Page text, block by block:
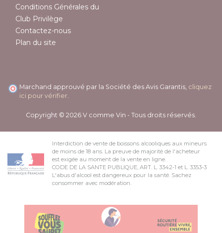
Conditions Générales du
Club Privilège
Contactez-nous
Plan du site
Marchand approuvé par la Société des Avis Garantis, cliquez
ici pour vérifier
Copyright © 2026 V comme Vin - Tous droits réservés.
Interdiction de vente de boissons alcooliques aux mineurs
de moins de 18 ans. La preuve de majorité de l'acheteur
est exigée au moment de la vente en ligne.
CODE DE LA SANTE PUBLIQUE, ART. L. 3342-1 et L. 3353-3
L'abus d'alcool est dangereux pour la santé. Sachez
consommer avec modération.